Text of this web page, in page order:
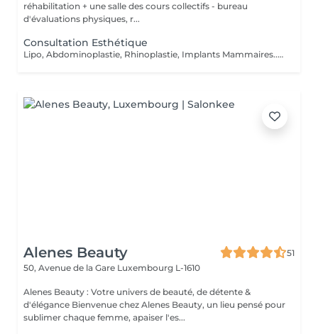
réhabilitation + une salle des cours collectifs - bureau
d'évaluations physiques, r...
Consultation Esthétique
Lipo, Abdominoplastie, Rhinoplastie, Implants Mammaires... Prix/devis après évaluation/consultation ***LES 20€ SERONT REMBOURSÉ APRÉS RDV***
Alenes Beauty
51
50, Avenue de la Gare Luxembourg L-1610
Alenes Beauty : Votre univers de beauté, de détente &
d'élégance Bienvenue chez Alenes Beauty, un lieu pensé pour
sublimer chaque femme, apaiser l'es...